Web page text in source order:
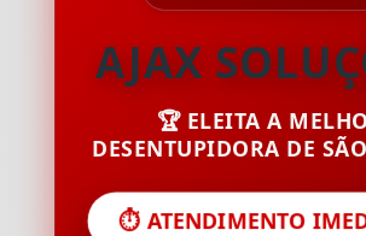
AJAX
🏆 ELEITA A
DESENTUPIDORA DE
⏱️ ATENDIMENTO